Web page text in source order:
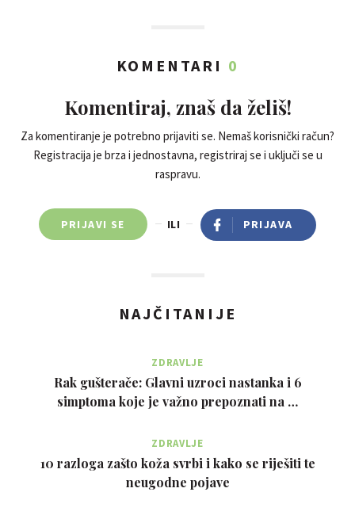
KOMENTARI 0
Komentiraj, znaš da želiš!
Za komentiranje je potrebno prijaviti se. Nemaš korisnički račun?
Registracija je brza i jednostavna, registriraj se i uključi se u
raspravu.
PRIJAVI SE ILI PRIJAVA
NAJČITANIJE
ZDRAVLJE
Rak gušterače: Glavni uzroci nastanka i 6
simptoma koje je važno prepoznati na …
ZDRAVLJE
10 razloga zašto koža svrbi i kako se riješiti te
neugodne pojave